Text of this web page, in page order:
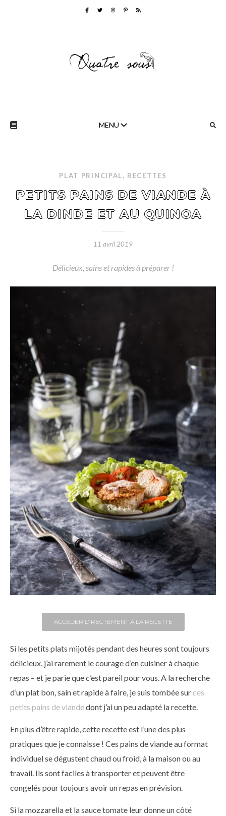
PLAT PRINCIPAL , RECETTES
PETITS PAINS DE VIANDE À
LA DINDE ET AU QUINOA
11 avril 2019
Délicieux, sains et rapides à préparer !
ACCÉDER DIRECTEMENT À LA RECETTE
Si les petits plats mijotés pendant des heures sont toujours
délicieux, j’ai rarement le courage d’en cuisiner à chaque
repas – et je parie que c’est pareil pour vous. A la recherche
d’un plat bon, sain et rapide à faire, je suis tombée sur ces
petits pains de viandedont j’ai un peu adapté la recette.
En plus d’être rapide, cette recette est l’une des plus
pratiques que je connaisse ! Ces pains de viande au format
individuel se dégustent chaud ou froid, à la maison ou au
travail. Ils sont faciles à transporter et peuvent être
congelés pour toujours avoir un repas en prévision.
Si la mozzarella et la sauce tomate leur donne un côté